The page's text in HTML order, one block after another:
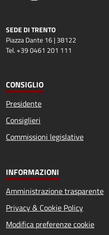
SEDE DI TRENTO
Piazza Dante 16 | 38122
Tel. +39 0461 201 111
CONSIGLIO
Presidente
Consiglieri
Commissioni legislative
INFORMAZIONI
Amministrazione trasparente
Privacy & Cookie Policy
Modifica preferenze cookie